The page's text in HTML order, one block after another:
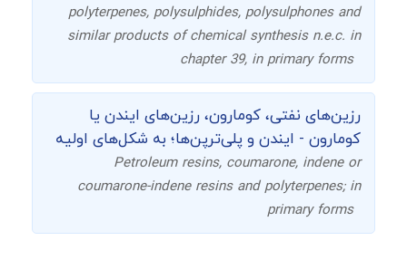
polyterpenes, polysulphides, polysulphones and
similar products of chemical synthesis n.e.c. in
chapter 39, in primary forms
رزین‌های نفتی، کومارون، رزین‌های ایندن یا
کومارون - ایندن و پلی‌ترپن‌ها؛ به شکل‌های اولیه
Petroleum resins, coumarone, indene or
coumarone-indene resins and polyterpenes; in
primary forms